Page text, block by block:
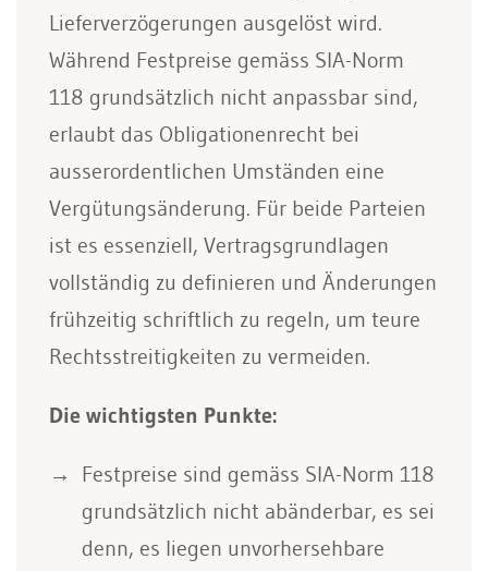
Lieferverzögerungen ausgelöst wird.
Während Festpreise gemäss SIA-Norm
118 grundsätzlich nicht anpassbar sind,
erlaubt das Obligationenrecht bei
ausserordentlichen Umständen eine
Vergütungsänderung. Für beide Parteien
ist es essenziell, Vertragsgrundlagen
vollständig zu definieren und Änderungen
frühzeitig schriftlich zu regeln, um teure
Rechtsstreitigkeiten zu vermeiden.
Die wichtigsten Punkte:
Festpreise sind gemäss SIA-Norm 118
grundsätzlich nicht abänderbar, es sei
denn, es liegen unvorhersehbare